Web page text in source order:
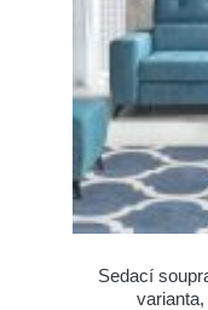
Sedací